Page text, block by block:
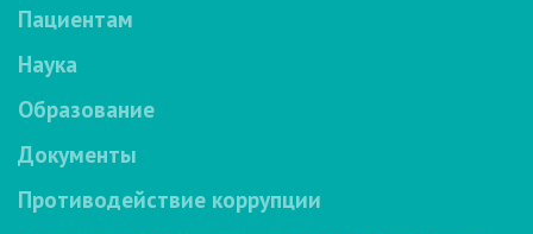
Пациентам
Наука
Образование
Документы
Противодействие коррупции